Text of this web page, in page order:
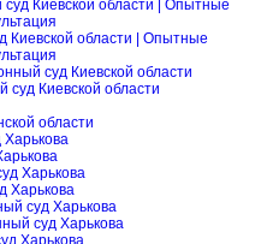
Киевской области | Опытные
Киевской области | Опытные
суд Киевской области
Киевской области
области
Харькова
Харькова
суд Харькова
суд Харькова